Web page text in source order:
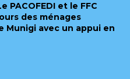
PACOFEDI et le FFC
des ménages
Munigi avec un appui en